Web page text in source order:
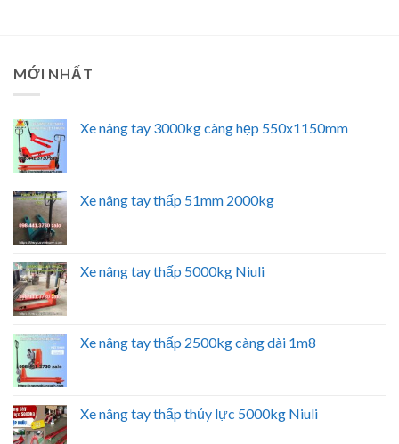
MỚI NHẤT
Xe nâng tay 3000kg càng hẹp 550x1150mm
Xe nâng tay thấp 51mm 2000kg
Xe nâng tay thấp 5000kg Niuli
Xe nâng tay thấp 2500kg càng dài 1m8
Xe nâng tay thấp thủy lực 5000kg Niuli